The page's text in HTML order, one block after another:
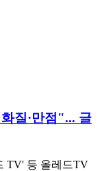
질·만점"... 글
TV' 등 올레드TV